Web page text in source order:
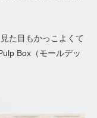
た目もかっこよくて
Box（モールデッ